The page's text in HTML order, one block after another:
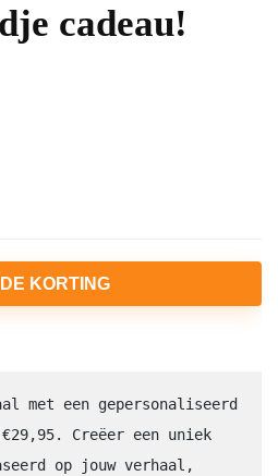
cadeau!
KORTING
met een gepersonaliseerd
Creëer een uniek
op jouw verhaal,